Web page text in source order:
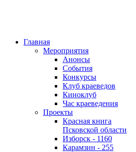
Главная
Мероприятия
Анонсы
События
Конкурсы
Клуб краеведов
Киноклуб
Час краеведения
Проекты
Красная книга
Псковской области
Изборск - 1160
Карамзин - 255